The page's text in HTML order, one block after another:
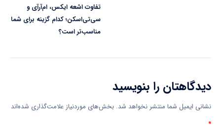
تفاوت اشعه ایکس، ام‌آرآی و
سی‌تی‌اسکن؛ کدام گزینه برای شما
مناسب‌تر است؟
دیدگاهتان را بنویسید
نشانی ایمیل شما منتشر نخواهد شد. بخش‌های موردنیاز علامت‌گذاری شده‌اند
*